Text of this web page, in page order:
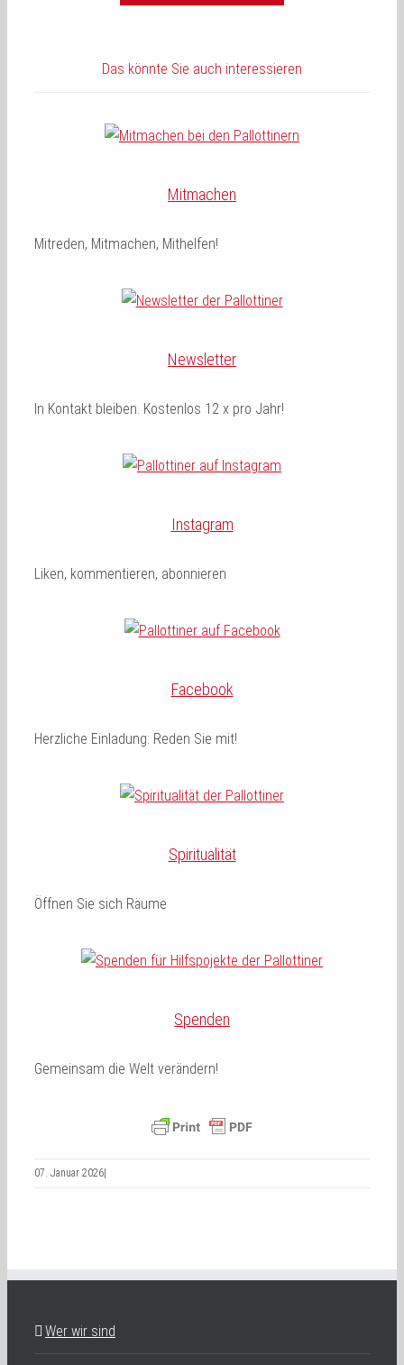
Das könnte Sie auch interessieren
Mitmachen
Mitreden, Mitmachen, Mithelfen!
Newsletter
In Kontakt bleiben. Kostenlos 12 x pro Jahr!
Instagram
Liken, kommentieren, abonnieren
Facebook
Herzliche Einladung: Reden Sie mit!
Spiritualität
Öffnen Sie sich Räume
Spenden
Gemeinsam die Welt verändern!
07. Januar 2026|
Wer wir sind